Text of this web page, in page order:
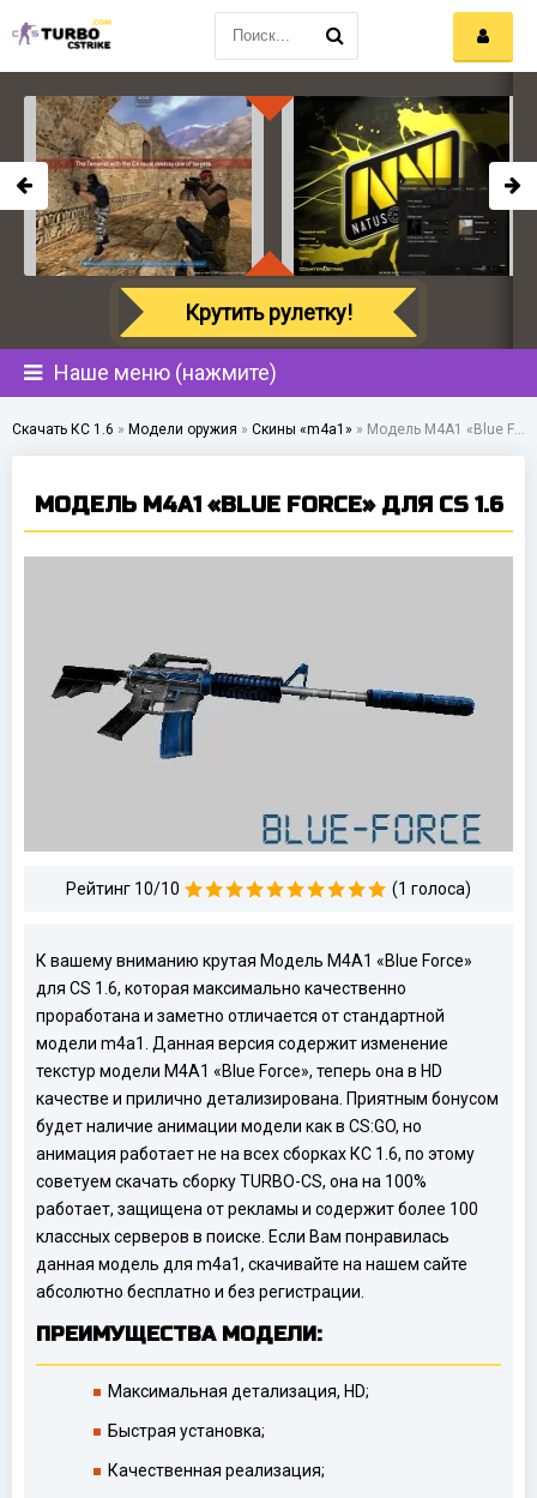
Наше меню (нажмите)
Скачать КС 1.6 » Модели оружия » Скины «m4a1» » Модель M4A1 «Blue Force» для CS 1.6
МОДЕЛЬ M4A1 «BLUE FORCE» ДЛЯ CS 1.6
Рейтинг 10/10 (1 голоса)
К вашему вниманию крутая Модель M4A1 «Blue Force»
для CS 1.6, которая максимально качественно
проработана и заметно отличается от стандартной
модели m4a1. Данная версия содержит изменение
текстур модели M4A1 «Blue Force», теперь она в HD
качестве и прилично детализирована. Приятным бонусом
будет наличие анимации модели как в CS:GO, но
анимация работает не на всех сборках КС 1.6, по этому
советуем скачать сборку TURBO-CS, она на 100%
работает, защищена от рекламы и содержит более 100
классных серверов в поиске. Если Вам понравилась
данная модель для m4a1, скачивайте на нашем сайте
абсолютно бесплатно и без регистрации.
ПРЕИМУЩЕСТВА МОДЕЛИ:
Максимальная детализация, HD;
Быстрая установка;
Качественная реализация;
Крутить рулетку!